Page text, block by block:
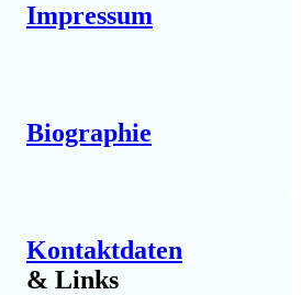
Impressum
Biographie
Kontaktdaten
& Links